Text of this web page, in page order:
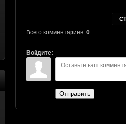
Всего комментариев: 0
Войдите:
Отправить